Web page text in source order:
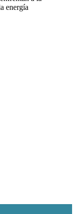
energía